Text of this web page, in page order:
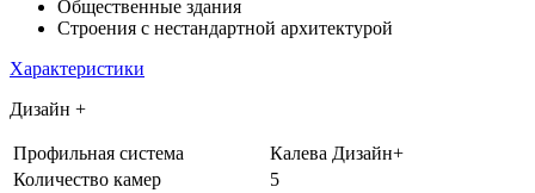
Общественные здания
Строения с нестандартной архитектурой
Характеристики
Дизайн +
Профильная система
Калева Дизайн+
Количество камер
5